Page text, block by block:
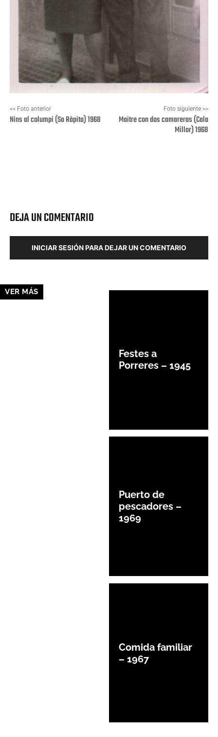
<< Foto anterior
Nins al columpi (Sa Ràpita) 1968
Foto siguiente >>
Maitre con dos camareras (Cala
Millor) 1968
DEJA UN COMENTARIO
INICIAR SESIÓN PARA DEJAR UN COMENTARIO
VER MÁS
Festes a
Porreres – 1945
Puerto de
pescadores –
1969
Comida familiar
– 1967